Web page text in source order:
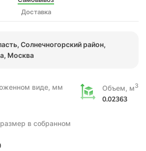
Доставка
Солнечногорский район,
Москва
виде, мм Объем, м3
0.02363
в собранном